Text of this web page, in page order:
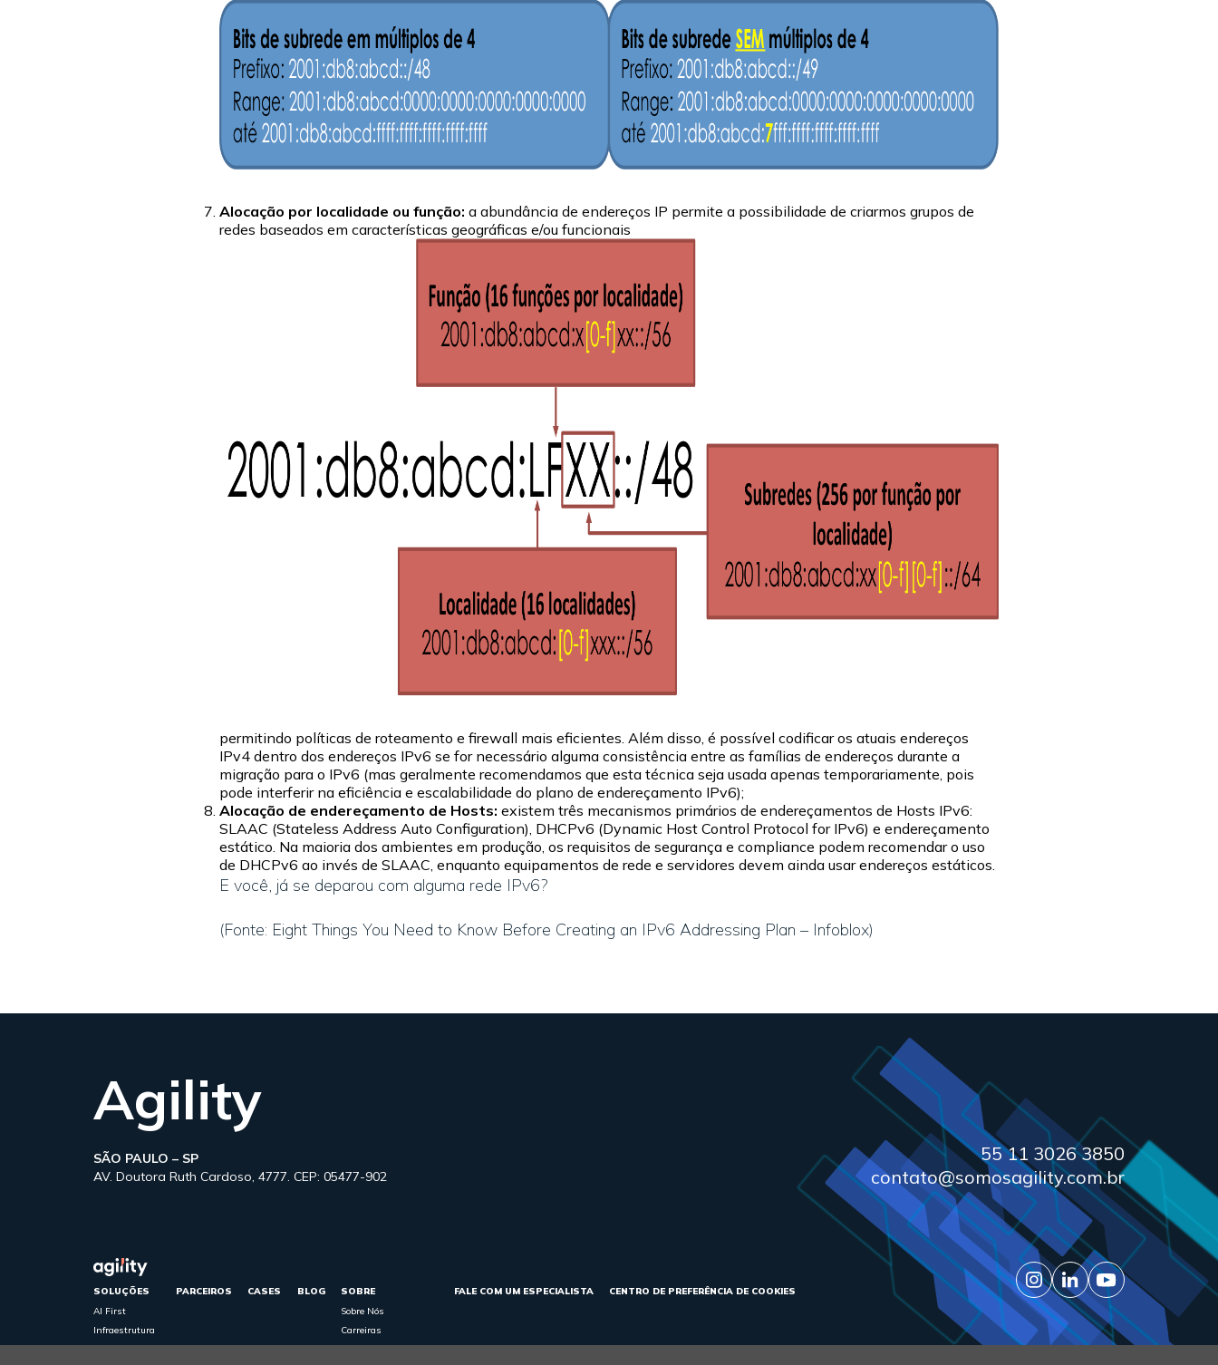
Alocação por localidade ou função: a abundância de endereços IP permite a possibilidade de criarmos grupos de
redes baseados em características geográficas e/ou funcionais
permitindo políticas de roteamento e firewall mais eficientes. Além disso, é possível codificar os atuais endereços
IPv4 dentro dos endereços IPv6 se for necessário alguma consistência entre as famílias de endereços durante a
migração para o IPv6 (mas geralmente recomendamos que esta técnica seja usada apenas temporariamente, pois
pode interferir na eficiência e escalabilidade do plano de endereçamento IPv6);
Alocação de endereçamento de Hosts: existem três mecanismos primários de endereçamentos de Hosts IPv6:
SLAAC (Stateless Address Auto Configuration), DHCPv6 (Dynamic Host Control Protocol for IPv6) e endereçamento
estático. Na maioria dos ambientes em produção, os requisitos de segurança e compliance podem recomendar o uso
de DHCPv6 ao invés de SLAAC, enquanto equipamentos de rede e servidores devem ainda usar endereços estáticos.
E você, já se deparou com alguma rede IPv6?
(Fonte: Eight Things You Need to Know Before Creating an IPv6 Addressing Plan – Infoblox)
Agility
SÃO PAULO – SP
AV. Doutora Ruth Cardoso, 4777. CEP: 05477-902
SOLUÇÕES
AI First
Infraestrutura
cibersegurança
PARCEIROS CASES BLOG
SOBRE
Sobre Nós
Carreiras
Política de Privacidade
FALE COM UM ESPECIALISTA CENTRO DE PREFERÊNCIA DE COOKIES
55 11 3026 3850
contato@somosagility.com.br